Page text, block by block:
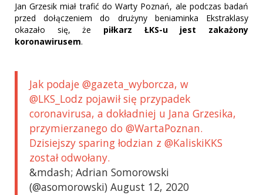
Jan Grzesik miał trafić do Warty Poznań, ale podczas badań
przed dołączeniem do drużyny beniaminka Ekstraklasy
okazało się, że piłkarz ŁKS-u jest zakażony
koronawirusem.
Jak podaje @gazeta_wyborcza, w
@LKS_Lodz pojawił się przypadek
coronavirusa, a dokładniej u Jana Grzesika,
przymierzanego do @WartaPoznan.
Dzisiejszy sparing łodzian z @KaliskiKKS
został odwołany.
&mdash; Adrian Somorowski
(@asomorowski) August 12, 2020